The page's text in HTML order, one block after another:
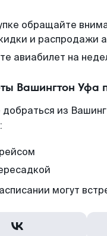
обращайте
и распродажи
авиабилет на
Вашингтон Уфа
из
могут